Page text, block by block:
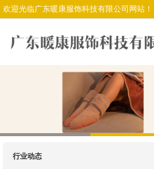
欢迎光临广东暖康服饰科技有限公司网站！
行业动态